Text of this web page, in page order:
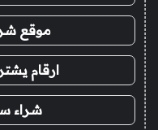
موقع
ارقام
شراء